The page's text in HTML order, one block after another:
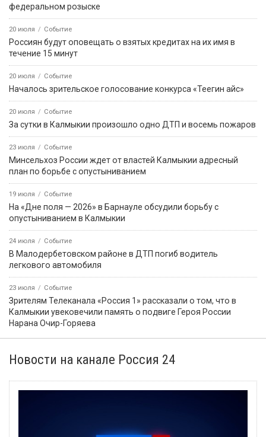
федеральном розыске
20 июля Событие
Россиян будут оповещать о взятых кредитах на их имя в
течение 15 минут
20 июля Событие
Началось зрительское голосование конкурса «Теегин айс»
20 июля Событие
За сутки в Калмыкии произошло одно ДТП и восемь пожаров
23 июля Событие
Минсельхоз России ждет от властей Калмыкии адресный
план по борьбе с опустыниванием
19 июля Событие
На «Дне поля — 2026» в Барнауле обсудили борьбу с
опустыниванием в Калмыкии
24 июля Событие
В Малодербетовском районе в ДТП погиб водитель
легкового автомобиля
23 июля Событие
Зрителям Телеканала «Россия 1» рассказали о том, что в
Калмыкии увековечили память о подвиге Героя России
Нарана Очир-Горяева
Новости на канале Россия 24